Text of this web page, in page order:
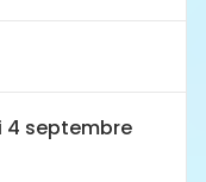
4 septembre